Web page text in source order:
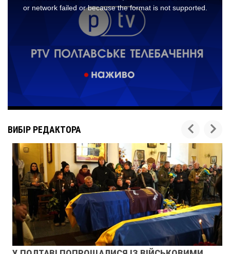
ВИБІР РЕДАКТОРА